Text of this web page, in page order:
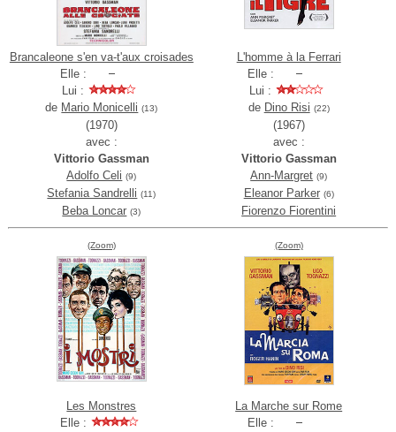
Brancaleone s'en va-t'aux croisades
Elle :
Lui :
de Mario Monicelli (13)
(1970)
avec :
Vittorio Gassman
Adolfo Celi (9)
Stefania Sandrelli (11)
Beba Loncar (3)
L'homme à la Ferrari
Elle :
Lui :
de Dino Risi (22)
(1967)
avec :
Vittorio Gassman
Ann-Margret (9)
Eleanor Parker (6)
Fiorenzo Fiorentini
(Zoom)
Les Monstres
Elle :
(Zoom)
La Marche sur Rome
Elle :